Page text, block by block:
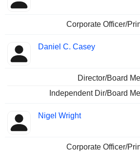
Corporate Officer/
Daniel C. Casey
Director/Board
Independent Dir/Board
Nigel Wright
Corporate Officer/